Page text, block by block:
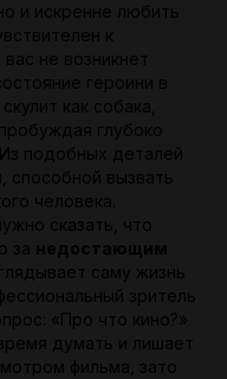
и искренне любить
к
не возникнет
героини в
как собака,
глубоко
подобных деталей
способной вызвать
человека.
сказать, что
за недостающим
саму жизнь
зритель
«Про что кино?»
думать и лишает
фильма, зато